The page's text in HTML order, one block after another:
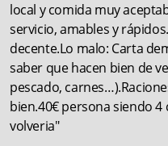
local y comida muy
servicio, amables y
decente.Lo malo: Carta
saber que hacen bien de
pescado,
bien.40€ persona siendo
volveria"